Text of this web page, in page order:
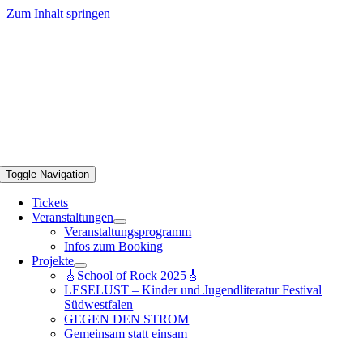
Zum Inhalt springen
Toggle Navigation
Tickets
Veranstaltungen
Veranstaltungsprogramm
Infos zum Booking
Projekte
🎸School of Rock 2025🎸
LESELUST – Kinder und Jugendliteratur Festival
Südwestfalen
GEGEN DEN STROM
Gemeinsam statt einsam